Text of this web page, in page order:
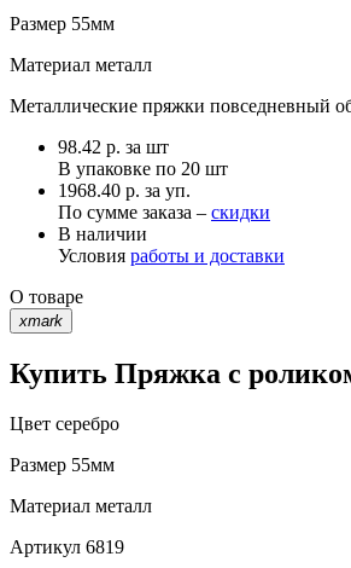
Размер 55мм
Материал металл
Металлические пряжки повседневный
98.42 р. за шт
В упаковке по 20 шт
1968.40 р. за уп.
По сумме заказа – скидки
В наличии
Условия работы и доставки
О товаре
xmark
Купить Пряжка с
Цвет серебро
Размер 55мм
Материал металл
Артикул 6819